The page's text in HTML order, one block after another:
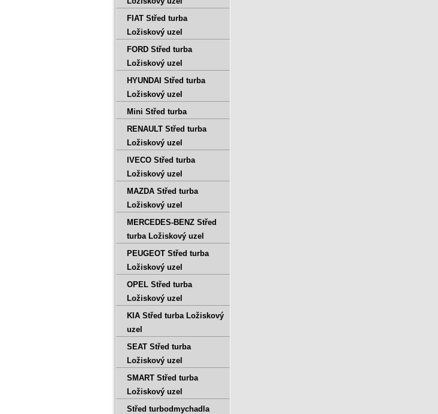
FIAT Střed turba
Ložiskový uzel
FORD Střed turba
Ložiskový uzel
HYUNDAI Střed turba
Ložiskový uzel
Mini Střed turba
RENAULT Střed turba
Ložiskový uzel
IVECO Střed turba
Ložiskový uzel
MAZDA Střed turba
Ložiskový uzel
MERCEDES-BENZ Střed
turba Ložiskový uzel
PEUGEOT Střed turba
Ložiskový uzel
OPEL Střed turba
Ložiskový uzel
KIA Střed turba Ložiskový
uzel
SEAT Střed turba
Ložiskový uzel
SMART Střed turba
Ložiskový uzel
Střed turbodmychadla